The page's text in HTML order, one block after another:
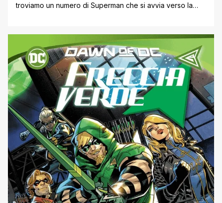
troviamo un numero di Superman che si avvia verso la
Superman Superstars. Inoltre su Batman/Superman: I
Migliori del Mondo Mark Waid racconta un avventura del
passato dei due eroi contro Amazo, [']